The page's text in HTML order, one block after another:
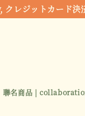
ジットカード決
聯名商品 |